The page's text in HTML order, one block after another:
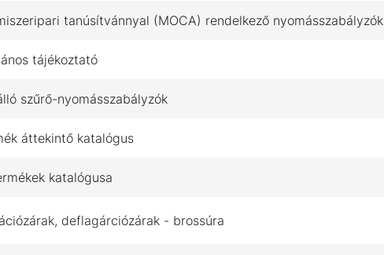
tanúsítvánnyal (MOCA) rendelkező nyomásszabályzók
tájékoztató
szűrő-nyomásszabályzók
áttekintő katalógus
katalógusa
deflagárciózárak - brossúra